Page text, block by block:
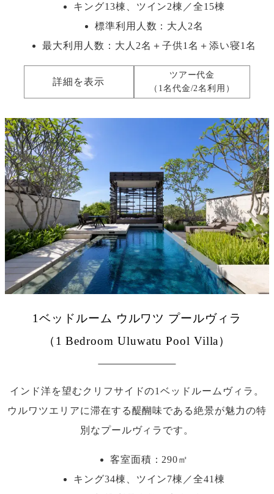
キング13棟、ツイン2棟／全15棟
標準利用人数： 大人2名
最大利用人数： 大人2名＋子供1名＋添い寝1名
詳細を表示
ツアー代金
（1名代金/2名利用）
1ベッドルーム ウルワツ プールヴィラ
（1 Bedroom Uluwatu Pool Villa）
インド洋を望むクリフサイドの1ベッドルームヴィラ。
ウルワツエリアに滞在する醍醐味である絶景が魅力の特
別なプールヴィラです。
客室面積：290㎡
キング34棟、ツイン7棟／全41棟